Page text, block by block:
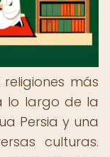
más
lo largo de la
Persia y una
culturas.